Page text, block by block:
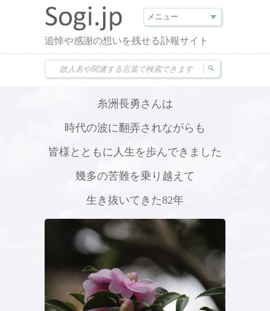
追悼や感謝の想いを残せる訃報サイト
糸洲長勇さんは
時代の波に翻弄されながらも
皆様とともに人生を歩んできました
幾多の苦難を乗り越えて
生き抜いてきた82年